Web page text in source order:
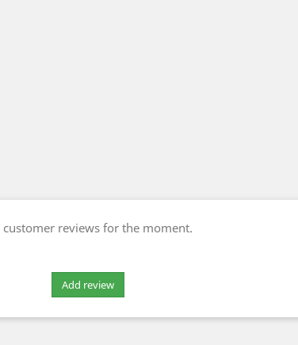
customer reviews for the moment.